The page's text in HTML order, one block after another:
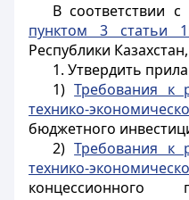
В соответствии с
пунктом 3 статьи
Республики Казахстан,
1. Утвердить
1)Требования к
технико-
бюджетного
2)Требования к
технико-
концессионного